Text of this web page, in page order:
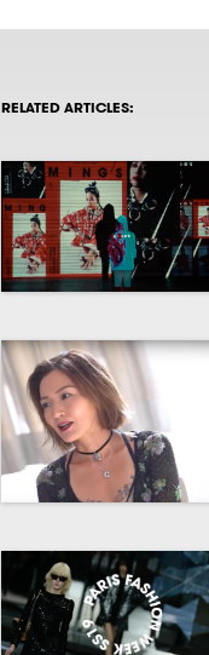
RELATED ARTICLES: